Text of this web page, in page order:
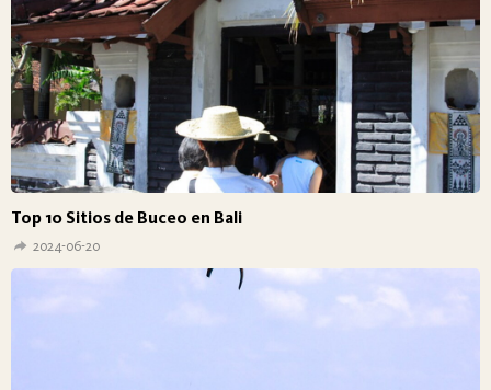
Top 10 Sitios de Buceo en Bali
2024-06-20